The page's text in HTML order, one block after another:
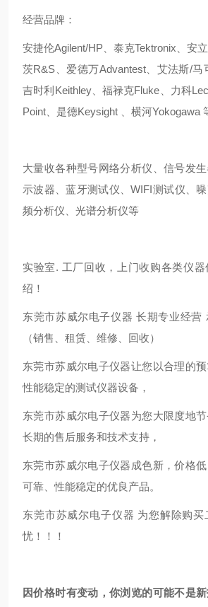
经营品牌：
安捷伦Agilent/HP、泰克Tektronix、安
茨R&S、爱德万Advantest、艾法斯/马
吉时利Keithley、福禄克Fluke、力科
Point、是德Keysight 、横河Yokogawa
大量收各种型号网络分析仪、信号发
示波器、蓝牙测试仪、WIFI测试仪、
频分析仪、光谱分析仪等
实验室. 工厂回收，上门收购各类仪
绍！
东莞市苏威尔电子仪器 长期专业经营
（销售、租赁、维修、回收）
东莞市苏威尔电子仪器让您以合理的
性能稳定的测试仪器设备，
东莞市苏威尔电子仪器为您大限度地
长期的售后服务和技术支持，
东莞市苏威尔电子仪器成色新，价格
可靠、性能稳定的优良产品。
东莞市苏威尔电子仪器 为您解除购买
忧！！！
因价格时有变动，你浏览的可能不是